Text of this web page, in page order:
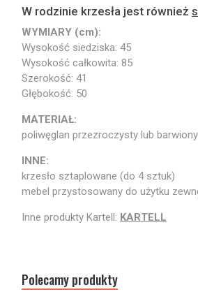
W rodzinie krzesła jest również
WYMIARY (cm):
Wysokość siedziska: 45
Wysokość całkowita: 85
Szerokość: 41
Głębokość: 50
MATERIAŁ:
poliwęglan przezroczysty lub
INNE:
krzesło sztaplowane (do 4 sztuk)
mebel przystosowany do użytku
Inne produkty Kartell: KARTELL
Polecamy produkty